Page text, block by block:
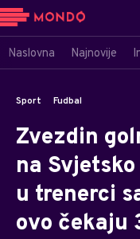
Naslovna Najnovije
Sport Fudbal
Zvezdin
na
u trenerci
ovo čekaju